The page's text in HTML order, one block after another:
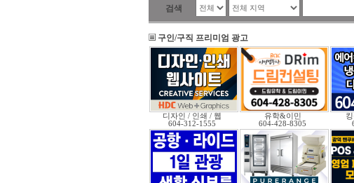
검색
구인/구직 프리미엄 광고
디자인 / 인쇄 / 웹
604-312-1555
유학&이민
604-428-8305